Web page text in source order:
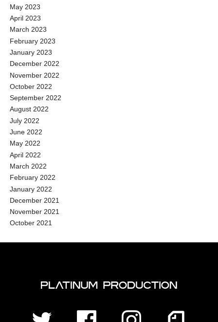
は僕がいつも動画を拝見している『ちゃんねる鰐』さんという爬虫類
や奇虫などを数百匹自宅で飼育している方なのですが、その中の「我
が家のベタ慣れの爬虫類達を紹介します」という動画が本当に面白い
です！内容は6、7匹、自分にすごく懐いていると言いながら爬虫類達
を紹介していくのですが、ベタ慣れしているはずなのに、見事に爬虫
類全員が飼い主にブチギレてる様子で、それがたまらなく面白いで
す。爬虫類達が飼い主にブチギレながら攻撃をすると、「いやぁ本当
れ合う様子もとても印象に残ります。僕自身も爬虫類を飼育している
ので、爬虫類の勉強にもなりますし、新しい発見がとても多いので、
是非爬虫類気になっている方は『ちゃんねる鰐』さんの動画チェック
してみてください！[/ふきだし] 皆さんいかがでしたか？？ご紹介した
くださいね！ 来月もタレントがハマっているコンテンツを紹介するの
May 2023
April 2023
March 2023
February 2023
January 2023
December 2022
November 2022
October 2022
September 2022
August 2022
July 2022
June 2022
May 2022
April 2022
March 2022
February 2022
January 2022
December 2021
November 2021
October 2021